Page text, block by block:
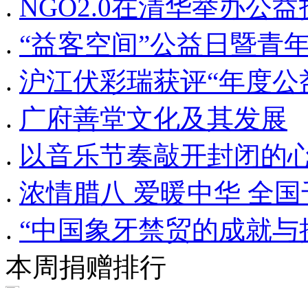
. NGO2.0在清华举办公
. “益客空间”公益日暨青
. 沪江伏彩瑞获评“年度
. 广府善堂文化及其发展
. 以音乐节奏敲开封闭的
. 浓情腊八 爱暖中华 全
. “中国象牙禁贸的成就
本周捐赠排行